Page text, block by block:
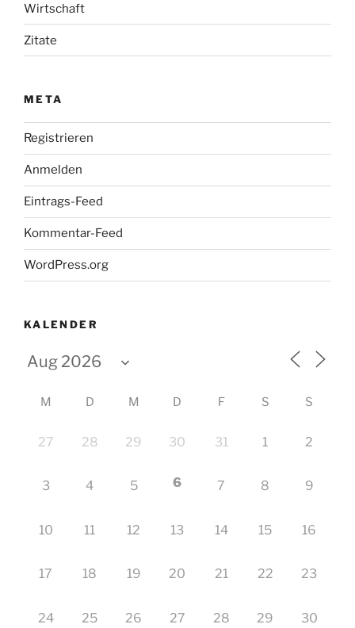
Wirtschaft
Zitate
META
Registrieren
Anmelden
Eintrags-Feed
Kommentar-Feed
WordPress.org
KALENDER
M D M D F S S
27 28 29 30 31 1 2
3 4 5 6 7 8 9
10 11 12 13 14 15 16
17 18 19 20 21 22 23
24 25 26 27 28 29 30